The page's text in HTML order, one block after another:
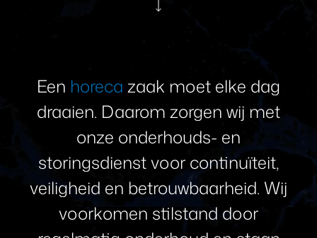
Een horeca zaak moet elke dag
draaien. Daarom zorgen wij met
onze onderhouds- en
storingsdienstvoor continuïteit,
veiligheid en betrouwbaarheid. Wij
voorkomen stilstand door